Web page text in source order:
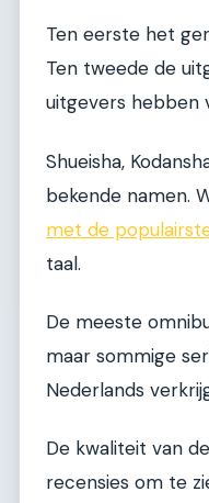
Ten eerste het
Ten tweede de
uitgevers hebben
Shueisha,
bekende namen.
met de
taal.
De meeste
maar sommige
Nederlands
De kwaliteit van
recensies om te